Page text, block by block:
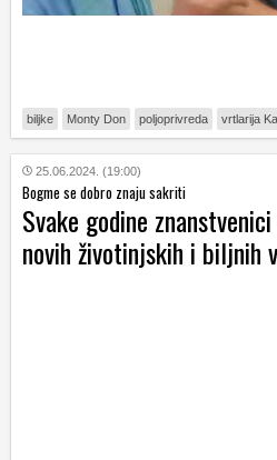
biljke Monty Don poljoprivreda vrtlarija
25.06.2024. (19:00)
Bogme se dobro znaju sakriti
Svake godine
novih životinjskih i biljnih